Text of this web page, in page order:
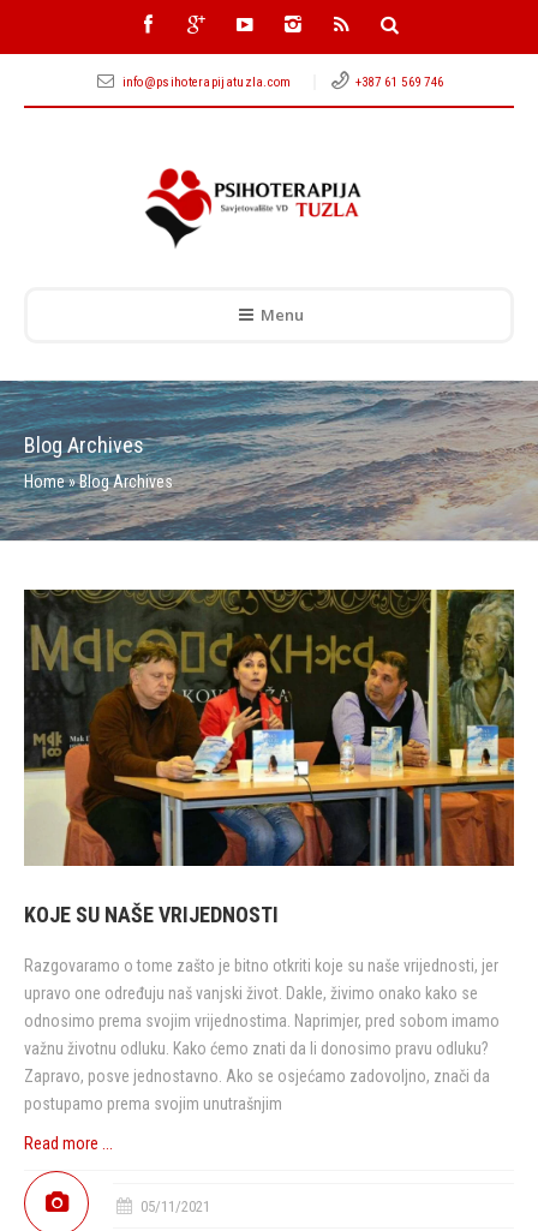
info@psihoterapijatuzla.com +387 61 569 746
Menu
Blog Archives
Home»Blog Archives
KOJE SU NAŠE VRIJEDNOSTI
Razgovaramo o tome zašto je bitno otkriti koje su naše vrijednosti, jer
upravo one određuju naš vanjski život. Dakle, živimo onako kako se
odnosimo prema svojim vrijednostima. Naprimjer, pred sobom imamo
važnu životnu odluku. Kako ćemo znati da li donosimo pravu odluku?
Zapravo, posve jednostavno. Ako se osjećamo zadovoljno, znači da
postupamo prema svojim unutrašnjim
Read more ...
05/11/2021